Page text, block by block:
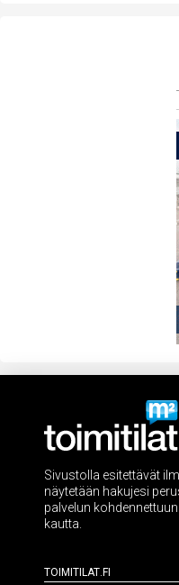
Sivustolla esitettävät
näytetään hakujesi
palvelun
kautta.
Toimitilat.fi